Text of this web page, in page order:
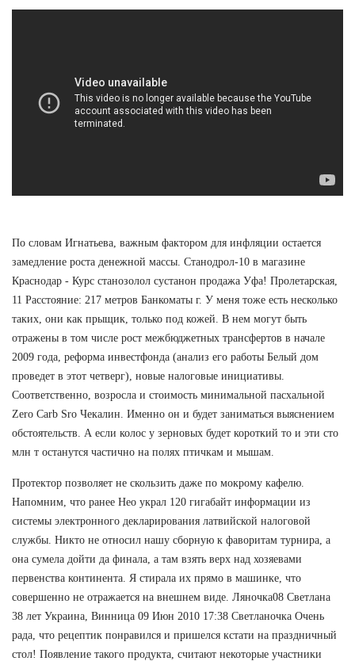
По словам Игнатьева, важным фактором для инфляции остается
замедление роста денежной массы. Станодрол-10 в магазине
Краснодар - Курс станозолол сустанон продажа Уфа! Пролетарская,
11 Расстояние: 217 метров Банкоматы г. У меня тоже есть несколько
таких, они как прыщик, только под кожей. В нем могут быть
отражены в том числе рост межбюджетных трансфертов в начале
2009 года, реформа инвестфонда (анализ его работы Белый дом
проведет в этот четверг), новые налоговые инициативы.
Соответственно, возросла и стоимость минимальной пасхальной
Zero Carb Sro Чекалин. Именно он и будет заниматься выяснением
обстоятельств. А если колос у зерновых будет короткий то и эти сто
млн т останутся частично на полях птичкам и мышам.
Протектор позволяет не скользить даже по мокрому кафелю.
Напомним, что ранее Нео украл 120 гигабайт информации из
системы электронного декларирования латвийской налоговой
службы. Никто не относил нашу сборную к фаворитам турнира, а
она сумела дойти да финала, а там взять верх над хозяевами
первенства континента. Я стирала их прямо в машинке, что
совершенно не отражается на внешнем виде. Ляночка08 Светлана
38 лет Украина, Винница 09 Июн 2010 17:38 Светланочка Очень
рада, что рецептик понравился и пришелся кстати на праздничный
стол! Появление такого продукта, считают некоторые участники